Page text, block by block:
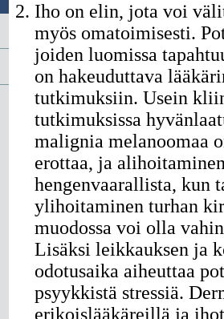
Iho on elin, jota voi
myös omatoimisesti.
joiden luomissa
on hakeuduttava
tutkimuksiin. Usein
tutkimuksissa
malignia melanoomaa
erottaa, ja
hengenvaarallista, kun
ylihoitaminen turhan
muodossa voi olla
Lisäksi leikkauksen ja
odotusaika aiheuttaa
psyykkistä stressiä.
erikoislääkäreillä ja